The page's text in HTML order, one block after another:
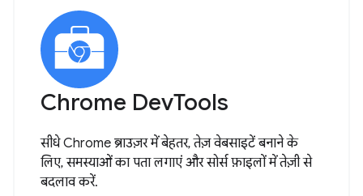
Chrome DevTools
सीधे Chrome ब्राउज़र में बेहतर, तेज़ वेबसाइटें बनाने के
लिए, समस्याओं का पता लगाएं और सोर्स फ़ाइलों में तेज़ी से
बदलाव करें.